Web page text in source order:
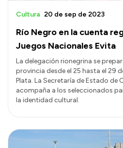
Río Negro en la cuenta
Juegos Nacionales Evita
Cultura 20 de sep de 2023
La delegación rionegrina se
provincia desde el 25 hasta el 29
Plata. La Secretaría de Estado de
acompaña a los seleccionados
la identidad cultural.